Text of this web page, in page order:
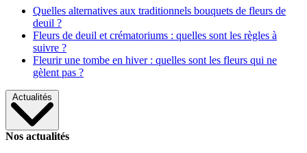
Quelles alternatives aux traditionnels bouquets de fleurs de
deuil ?
Fleurs de deuil et crématoriums : quelles sont les règles à
suivre ?
Fleurir une tombe en hiver : quelles sont les fleurs qui ne
gèlent pas ?
Actualités
Nos actualités